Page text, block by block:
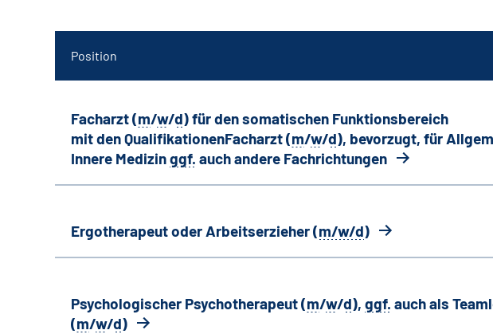
Position
Facharzt (m/w/d) für den somatischen Funktionsbereich
mit den QualifikationenFacharzt (m/w/d), bevorzugt, für
Innere Medizinggf. auch andere Fachrichtungen
Ergotherapeut oder Arbeitserzieher (m/w/d)
Psychologischer Psychotherapeut (m/w/d), ggf. auch als Team
(m/w/d)